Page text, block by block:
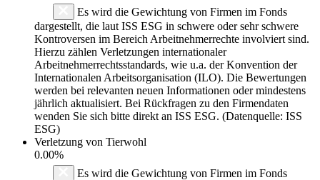
Es wird die Gewichtung von Firmen im Fonds
dargestellt, die laut ISS ESG in schwere oder sehr schwere
Kontroversen im Bereich Arbeitnehmerrechte involviert sind.
Hierzu zählen Verletzungen internationaler
Arbeitnehmerrechtsstandards, wie u.a. der Konvention der
Internationalen Arbeitsorganisation (ILO). Die Bewertungen
werden bei relevanten neuen Informationen oder mindestens
jährlich aktualisiert. Bei Rückfragen zu den Firmendaten
wenden Sie sich bitte direkt an ISS ESG. (Datenquelle: ISS
ESG)
Verletzung von Tierwohl
0.00%
Es wird die Gewichtung von Firmen im Fonds